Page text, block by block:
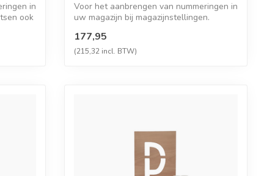
in
ook
Voor het aanbrengen van nummeringen in
uw magazijn bij magazijnstellingen.
177,95
(215,32 incl. BTW)